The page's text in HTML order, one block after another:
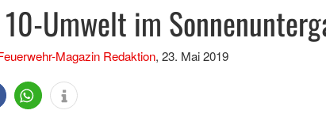
10-Umwelt im
Magazin Redaktion, 23. Mai 2019